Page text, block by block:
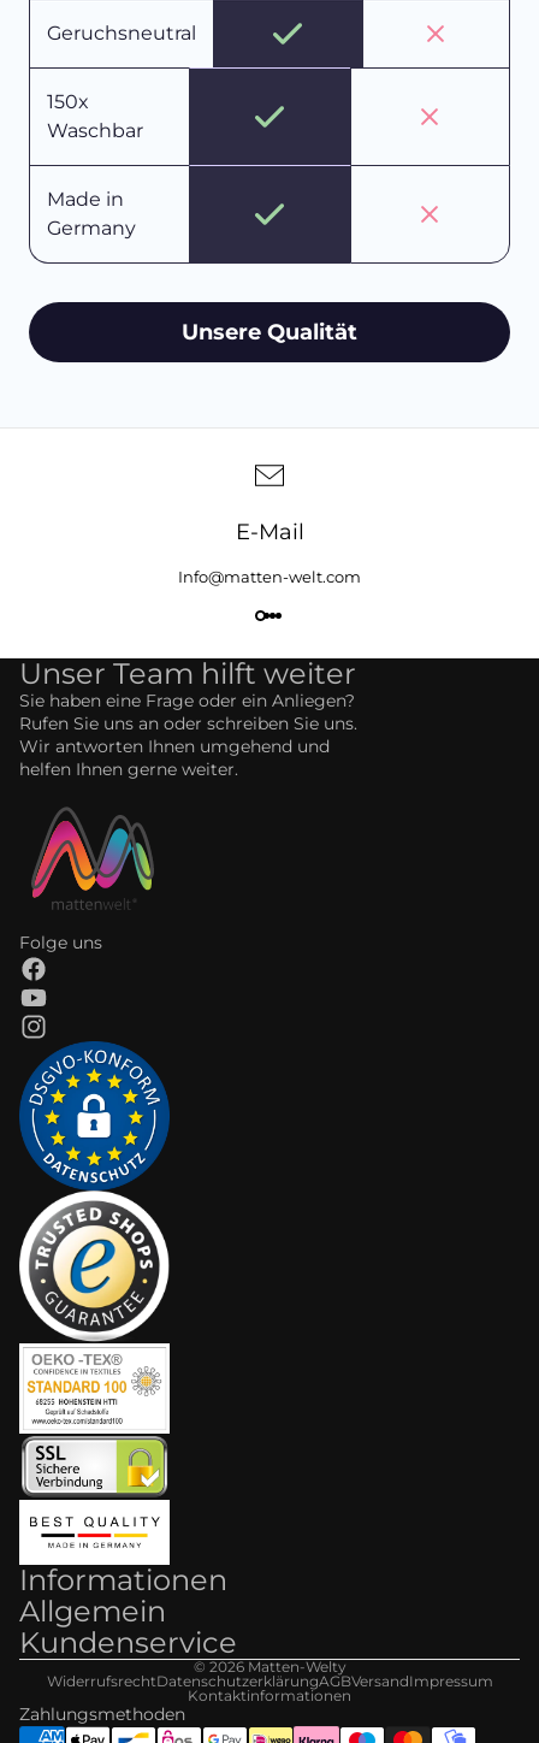
Geruchsneutral
150x
Waschbar
Made in
Germany
Unsere Qualität
E-Mail
Info@matten-welt.com
Unser Team hilft weiter
Sie haben eine Frage oder ein Anliegen?
Rufen Sie uns an oder schreiben Sie uns.
Wir antworten Ihnen umgehend und
helfen Ihnen gerne weiter.
Folge uns
Informationen
Allgemein
Kundenservice
© 2026Matten-Welty
WiderrufsrechtDatenschutzerklärungAGBVersandImpressum
Kontaktinformationen
Zahlungsmethoden